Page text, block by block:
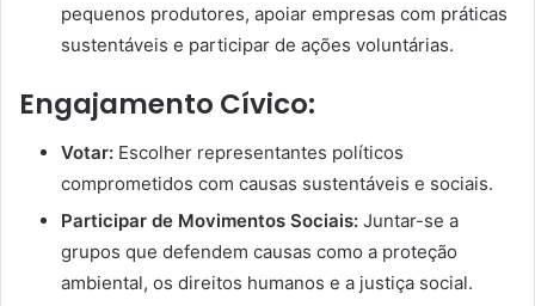
pequenos produtores, apoiar empresas com práticas
sustentáveis e participar de ações voluntárias.
Engajamento Cívico:
Votar: Escolher representantes políticos
comprometidos com causas sustentáveis e sociais.
Participar de Movimentos Sociais: Juntar-se a
grupos que defendem causas como a proteção
ambiental, os direitos humanos e a justiça social.